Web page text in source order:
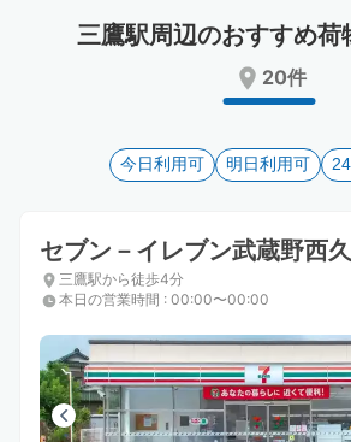
date.
the
keyboard
shortcuts
for
changing
dates.
a
date.
mark
key
the
keyboard
shortcuts
for
changing
dates.
三鷹駅周辺のおすすめ荷
20件
今日利用可 明日利用可
セブン－イレブン武蔵野西
三鷹駅から徒歩4分
本日の営業時間 : 00:00〜00:00